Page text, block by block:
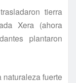
tierra
Xera (ahora
plantaron
fuerte